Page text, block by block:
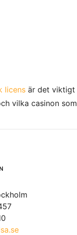
licensär det viktigt
vilka casinon som